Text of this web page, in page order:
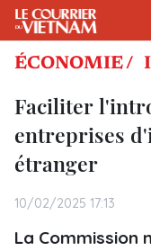
ÉCONOMIE /
Faciliter
entreprises
étranger
10/02/2025 17:13
La Commission